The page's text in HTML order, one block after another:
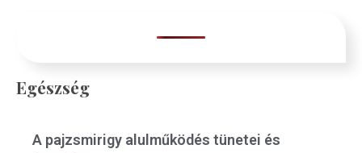
Egészség
A pajzsmirigy alulműködés tünetei és